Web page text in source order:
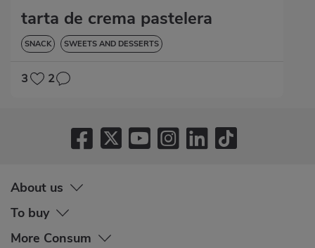
tarta de crema pastelera
SNACK SWEETS AND DESSERTS
3 2
About us
To buy
More Consum